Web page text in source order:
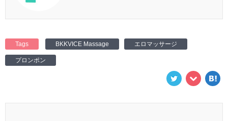
Tags BKKVICE Massage エロマッサージ
プロンポン